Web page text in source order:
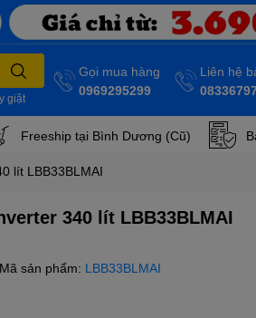
giặt
Gọi mua hàng
0969295299
Liên hệ
Freeship tại Bình Dương (Cũ)
lít LBB33BLMAI
340 lít LBB33BLMAI
Mã sản phẩm: LBB33BLMAI